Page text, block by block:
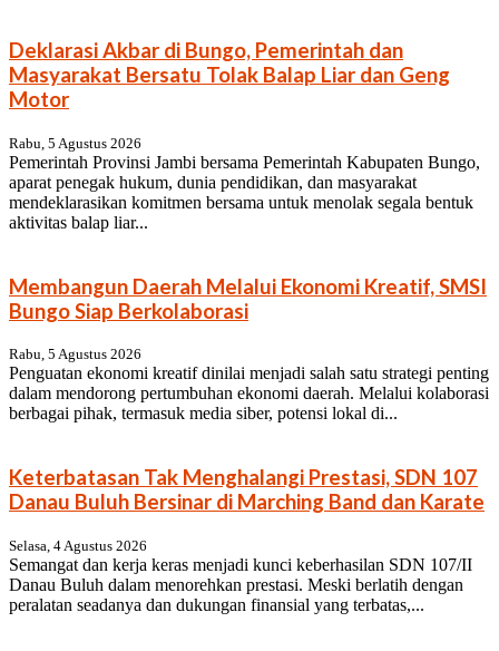
Deklarasi Akbar di Bungo, Pemerintah dan
Masyarakat Bersatu Tolak Balap Liar dan Geng
Motor
Rabu, 5 Agustus 2026
Pemerintah Provinsi Jambi bersama Pemerintah Kabupaten Bungo,
aparat penegak hukum, dunia pendidikan, dan masyarakat
mendeklarasikan komitmen bersama untuk menolak segala bentuk
aktivitas balap liar...
Membangun Daerah Melalui Ekonomi Kreatif, SMSI
Bungo Siap Berkolaborasi
Rabu, 5 Agustus 2026
Penguatan ekonomi kreatif dinilai menjadi salah satu strategi penting
dalam mendorong pertumbuhan ekonomi daerah. Melalui kolaborasi
berbagai pihak, termasuk media siber, potensi lokal di...
Keterbatasan Tak Menghalangi Prestasi, SDN 107
Danau Buluh Bersinar di Marching Band dan Karate
Selasa, 4 Agustus 2026
Semangat dan kerja keras menjadi kunci keberhasilan SDN 107/II
Danau Buluh dalam menorehkan prestasi. Meski berlatih dengan
peralatan seadanya dan dukungan finansial yang terbatas,...